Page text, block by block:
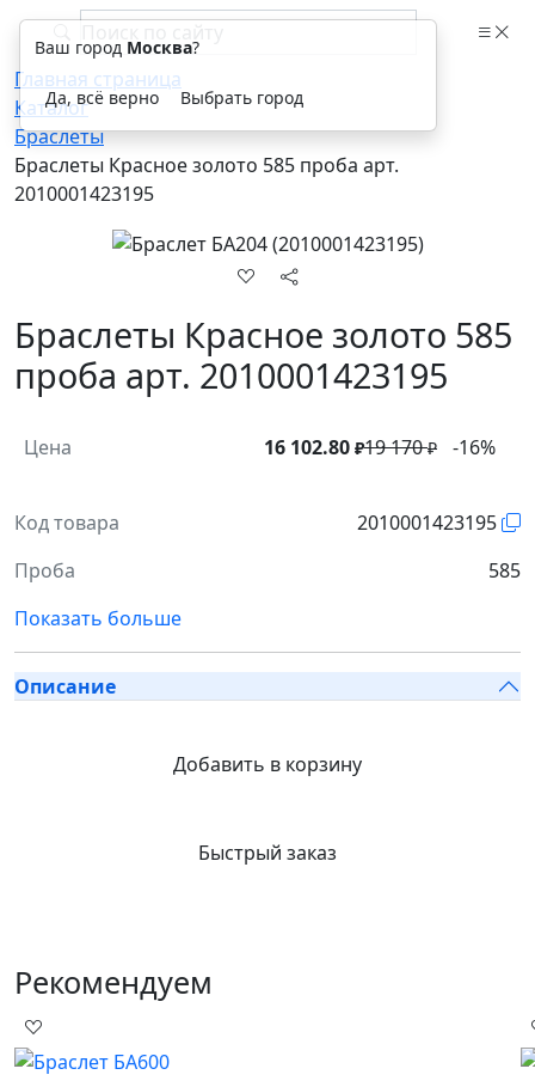
Главная страница
Каталог
Браслеты
Браслеты Красное золото 585 проба арт.
2010001423195
Браслеты Красное золото 585
проба арт. 2010001423195
Цена 16 102.80 ₽19 170₽ -16%
Код товара
2010001423195
Проба
585
Показать больше
Описание
Добавить в корзину
Быстрый заказ
Рекомендуем
Ваш город Москва?
Да, всё верно Выбрать город